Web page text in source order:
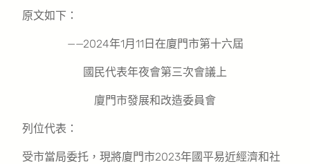
原文如下：
——2024年1月11日在廈門市第十六屆
國民代表年夜會第三次會議上
廈門市發展和改造委員會
列位代表：
受市當局委托，現將廈門市2023年國平易近經濟和社